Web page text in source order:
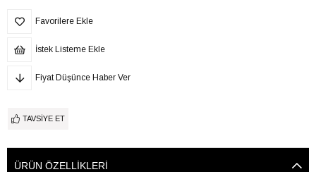
Favorilere Ekle
İstek Listeme Ekle
Fiyat Düşünce Haber Ver
TAVSIYE ET
ÜRÜN ÖZELLIKLERI